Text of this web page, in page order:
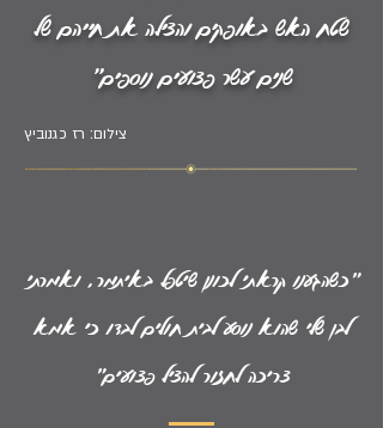
שטח האש באופקים והצילה את חייהם של
שנים עשר פצועים נוספים"
צילום: רז כגנוביץ
"כשהגענו קראתי לכונן שיטפל באיתמר, ואמרתי
לבן שלי שהוא נוסע לבית חולים לבדו כי אמא
צריכה לחזור להציל פצועים"